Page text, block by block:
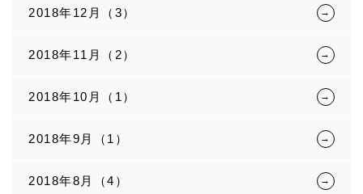
2018年12月（3）
2018年11月（2）
2018年10月（1）
2018年9月（1）
2018年8月（4）